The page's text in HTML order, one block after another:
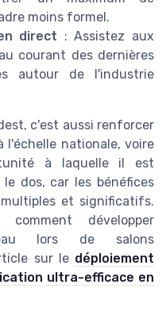
moins formel.
direct : Assistez aux
courant des dernières
autour de l'industrie
c'est aussi renforcer
l'échelle nationale, voire
à laquelle il est
dos, car les bénéfices
et significatifs.
développer
lors de salons
sur le déploiement
ultra-efficace en